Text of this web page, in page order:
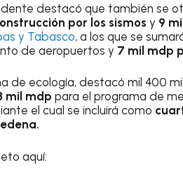
destacó que también se
por los sismos y 9
y Tabasco, a los que se
de aeropuertos y 7 mil mdp
de ecología, destacó mil 400
mil mdp para el programa de
el cual se incluirá como
aquí: